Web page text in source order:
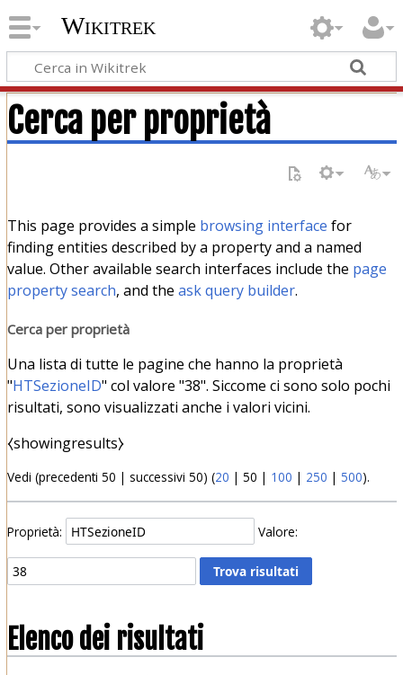
Wikitrek
Cerca per proprietà
This page provides a simple browsing interface for
finding entities described by a property and a named
value. Other available search interfaces include the page
property search, and the ask query builder.
Cerca per proprietà
Una lista di tutte le pagine che hanno la proprietà
"HTSezioneID" col valore "38". Siccome ci sono solo pochi
risultati, sono visualizzati anche i valori vicini.
⧼showingresults⧽
Vedi (precedenti 50 | successivi 50) (20 | 50 | 100 | 250 | 500).
Proprietà: Valore:
Elenco dei risultati